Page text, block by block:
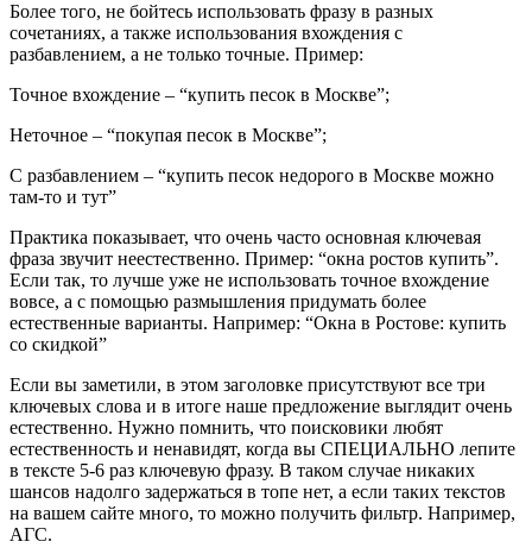
Более того, не бойтесь использовать фразу в разных
сочетаниях, а также использования вхождения с
разбавлением, а не только точные. Пример:
Точное вхождение – “купить песок в Москве”;
Неточное – “покупая песок в Москве”;
С разбавлением – “купить песок недорого в Москве можно
там-то и тут”
Практика показывает, что очень часто основная ключевая
фраза звучит неестественно. Пример: “окна ростов купить”.
Если так, то лучше уже не использовать точное вхождение
вовсе, а с помощью размышления придумать более
естественные варианты. Например: “Окна в Ростове: купить
со скидкой”
Если вы заметили, в этом заголовке присутствуют все три
ключевых слова и в итоге наше предложение выглядит очень
естественно. Нужно помнить, что поисковики любят
естественность и ненавидят, когда вы СПЕЦИАЛЬНО лепите
в тексте 5-6 раз ключевую фразу. В таком случае никаких
шансов надолго задержаться в топе нет, а если таких текстов
на вашем сайте много, то можно получить фильтр. Например,
АГС.